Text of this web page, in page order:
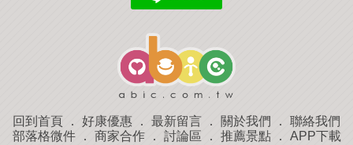
回到首頁 ． 好康優惠 ． 最新留言 ． 關於我們 ． 聯絡我們
部落格微件． 商家合作． 討論區 ． 推薦景點． APP下載